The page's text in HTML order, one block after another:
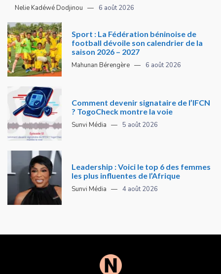
Nelie Kadéwé Dodjinou 6 août 2026
Sport : La Fédération béninoise de
football dévoile son calendrier de la
saison 2026 – 2027
Mahunan Bérengère 6 août 2026
Comment devenir signataire de l’IFCN
? TogoCheck montre la voie
Sunvi Média 5 août 2026
Leadership : Voici le top 6 des femmes
les plus influentes de l’Afrique
Sunvi Média 4 août 2026